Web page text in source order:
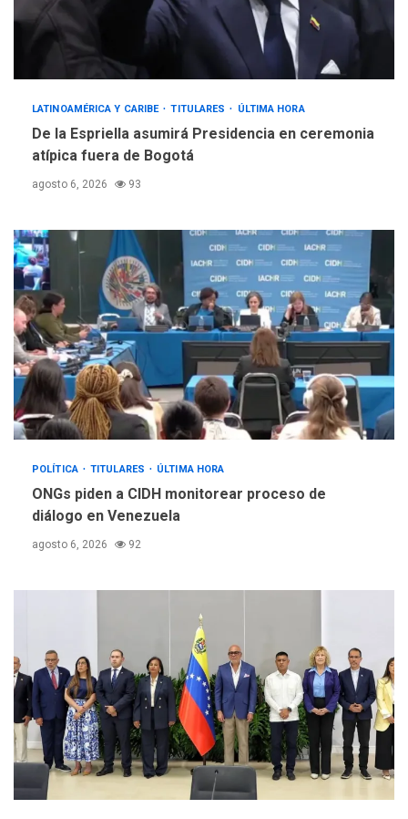
Hiroshima 81 años de la
debacle atómica. Japón
debate principios no
nucleares
ÚLTIMA HORA
Trump vuelve intenta
nuevamente limitar
LATINOAMÉRICA Y CARIBE TITULARES ÚLTIMA HORA
De la Espriella asumirá Presidencia en ceremonia
atípica fuera de Bogotá
agosto 6, 2026 93
POLÍTICA TITULARES ÚLTIMA HORA
ONGs piden a CIDH monitorear proceso de
diálogo en Venezuela
agosto 6, 2026 92